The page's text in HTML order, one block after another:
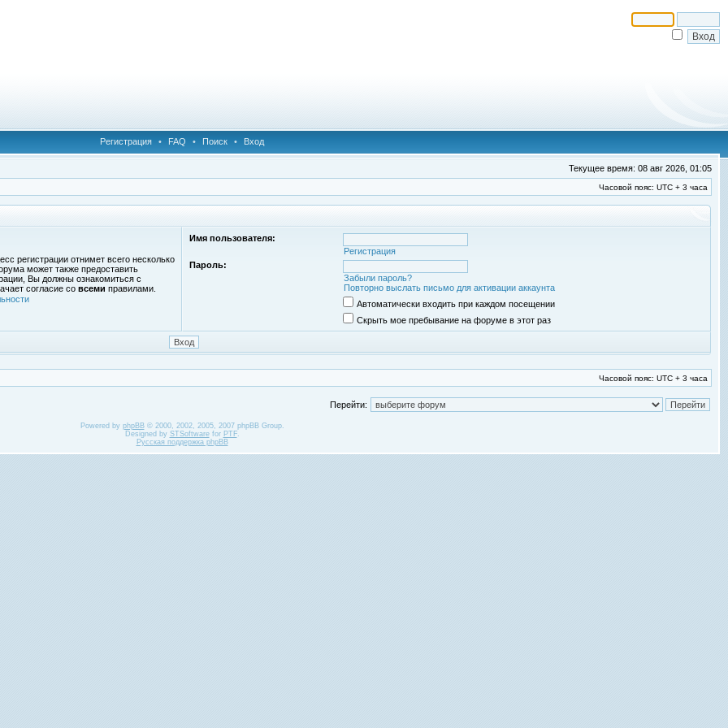
Регистрация • FAQ • Поиск • Вход
Текущее время: 08 авг 2026, 01:05
Часовой пояс: UTC + 3 часа
регистрации отнимет всего несколько
может также предоставить
Вы должны ознакомиться с
согласие со всеми правилами.
Имя пользователя:
Регистрация
Пароль:
Забыли пароль?
Повторно выслать письмо для активации аккаунта
Автоматически входить при каждом посещении
Скрыть мое пребывание на форуме в этот раз
Часовой пояс: UTC + 3 часа
Перейти:
Powered by phpBB© 2000, 2002, 2005, 2007 phpBB Group.
Designed by STSoftwarefor PTF.
Русская поддержка phpBB